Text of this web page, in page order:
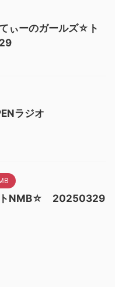
ぃーのガールズ☆ト
ラジオ
トNMB☆ 20250329